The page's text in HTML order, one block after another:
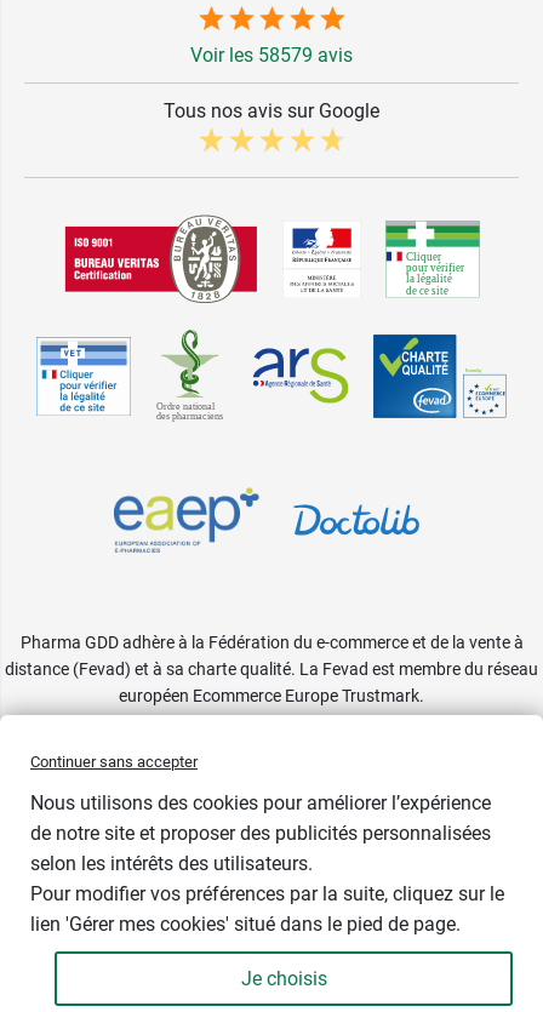
- +
Bientôt de retour
3,49 €
Voir les 58579 avis
Tous nos avis sur Google
Pharma GDD adhère à la Fédération du e-commerce et de la vente à
distance (Fevad) et à sa charte qualité. La Fevad est membre du réseau
européen Ecommerce Europe Trustmark.
Continuer sans accepter
Nous utilisons des cookies pour améliorer l’expérience
de notre site et proposer des publicités personnalisées
selon les intérêts des utilisateurs.
Pour modifier vos préférences par la suite, cliquez sur le
lien 'Gérer mes cookies' situé dans le pied de page.
Je choisis